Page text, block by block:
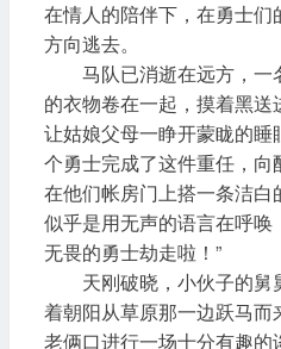
在情人的陪伴下，在勇士
方向逃去。
马队已消逝在远方，一
的衣物卷在一起，摸着黑
让姑娘父母一睁开蒙眬的
个勇士完成了这件重任，
在他们帐房门上搭一条洁白
似乎是用无声的语言在呼唤
无畏的勇士劫走啦！”
天刚破晓，小伙子的舅
着朝阳从草原那一边跃马
老俩口进行一场十分有趣的